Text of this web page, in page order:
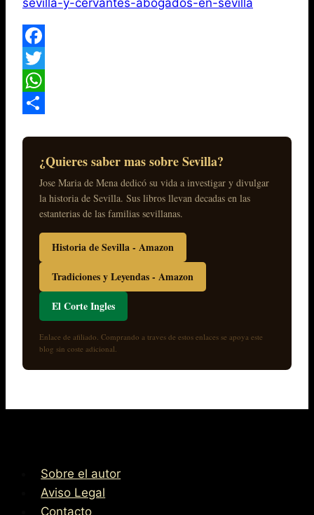
Facebook
Twitter
WhatsApp
¿Quieres saber mas sobre Sevilla?
Jose Maria de Mena dedicó su vida a investigar y divulgar
la historia de Sevilla. Sus libros llevan decadas en las
estanterias de las familias sevillanas.
Historia de Sevilla - Amazon
Tradiciones y Leyendas - Amazon
El Corte Ingles
Enlace de afiliado. Comprando a traves de estos enlaces se apoya este
blog sin coste adicional.
Sobre el autor
Aviso Legal
Contacto